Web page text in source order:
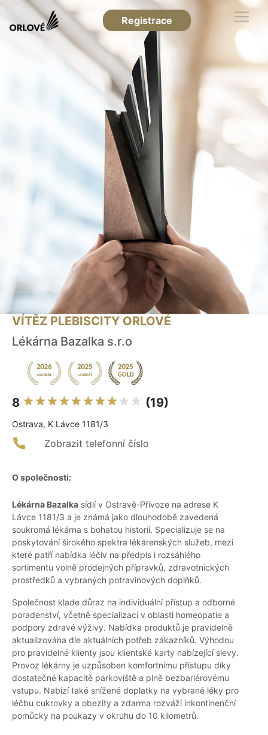
Registrace
VÍTĚZ PLEBISCITY ORLOVÉ
Lékárna Bazalka s.r.o
8 (19)
Ostrava, K Lávce 1181/3
Zobrazit telefonní číslo
O společnosti:
Lékárna Bazalka sídlí v Ostravě-Přívoze na adrese K
Lávce 1181/3 a je známá jako dlouhodobě zavedená
soukromá lékárna s bohatou historií. Specializuje se na
poskytování širokého spektra lékárenských služeb, mezi
které patří nabídka léčiv na předpis i rozsáhlého
sortimentu volně prodejných přípravků, zdravotnických
prostředků a vybraných potravinových doplňků.
Společnost klade důraz na individuální přístup a odborné
poradenství, včetně specializací v oblasti homeopatie a
podpory zdravé výživy. Nabídka produktů je pravidelně
aktualizována dle aktuálních potřeb zákazníků. Výhodou
pro pravidelné klienty jsou klientské karty nabízející slevy.
Provoz lékárny je uzpůsoben komfortnímu přístupu díky
dostatečné kapacitě parkoviště a plně bezbariérovému
vstupu. Nabízí také snížené doplatky na vybrané léky pro
léčbu cukrovky a obezity a zdarma rozváží inkontinenční
pomůcky na poukazy v okruhu do 10 kilometrů.